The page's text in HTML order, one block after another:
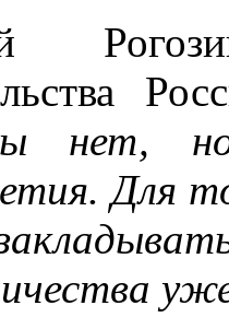
нет,
Для